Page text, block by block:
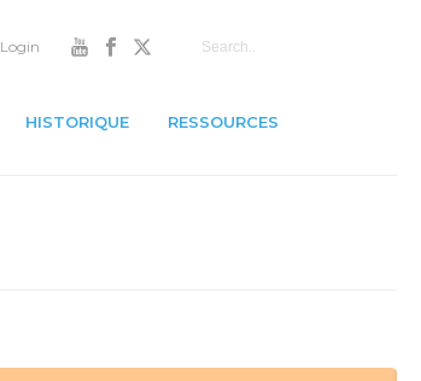
Login
HISTORIQUE RESSOURCES